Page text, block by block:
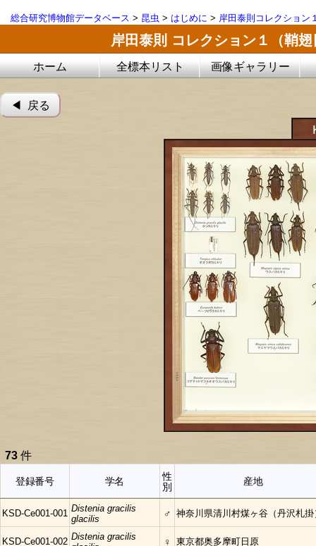
総合研究博物館データベース > 昆虫 > はじめに > 岸田泰則コレクション
岸田泰則 コレクション１（鞘
ホーム 全標本リスト 画像ギャラリー
◀︎ 戻る
73 件
登録番号 学名
性
別
産地
KSD-Ce001-001 Distenia gracilis
glacilis
♂ 神奈川県清川村煤ヶ谷（丹沢札掛
KSD-Ce001-002 Distenia gracilis
♀ 東京都奥多摩町日原